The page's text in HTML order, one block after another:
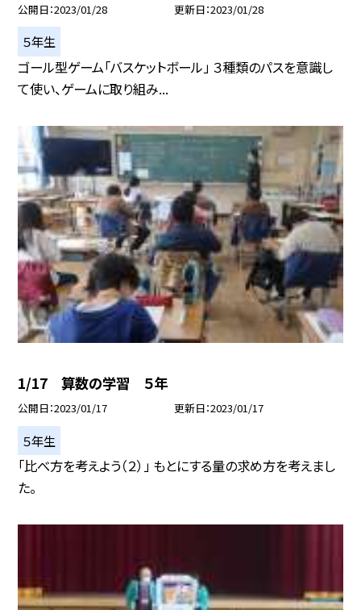
公開日 2023/01/28 更新日 2023/01/28
５年生
ゴール型ゲーム「バスケットボール」 ３種類のパスを意識し
て使い、ゲームに取り組み...
1/17 算数の学習 ５年
公開日 2023/01/17 更新日 2023/01/17
５年生
「比べ方を考えよう（２）」 もとにする量の求め方を考えまし
た。